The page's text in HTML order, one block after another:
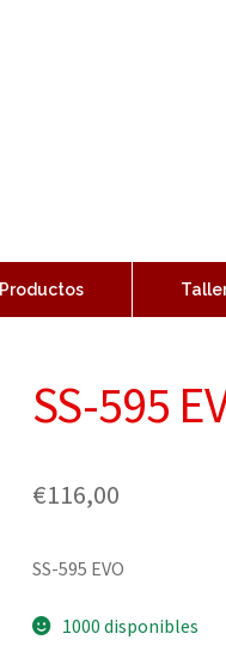
Productos
SS-595
€116,00
SS-595 EVO
1000 disponibles